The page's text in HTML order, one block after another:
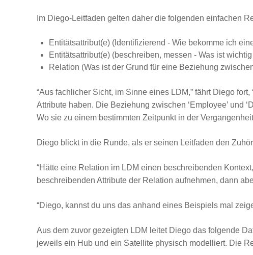
Im Diego-Leitfaden gelten daher die folgenden einfachen
Entitätsattribut(e) (Identifizierend - Wie bekomme ich
Entitätsattribut(e) (beschreiben, messen - Was ist
Relation (Was ist der Grund für eine Beziehung
“Aus fachlicher Sicht, im Sinne eines LDM,” fährt Diego
Attribute haben. Die Beziehung zwischen ‘Employee’ und
Wo sie zu einem bestimmten Zeitpunkt in der
Diego blickt in die Runde, als er seinen Leitfaden den
“Hätte eine Relation im LDM einen beschreibenden
beschreibenden Attribute der Relation aufnehmen, dann
“Diego, kannst du uns das anhand eines Beispiels mal
Aus dem zuvor gezeigten LDM leitet Diego das folgende
jeweils ein Hub und ein Satellite physisch modelliert. Die